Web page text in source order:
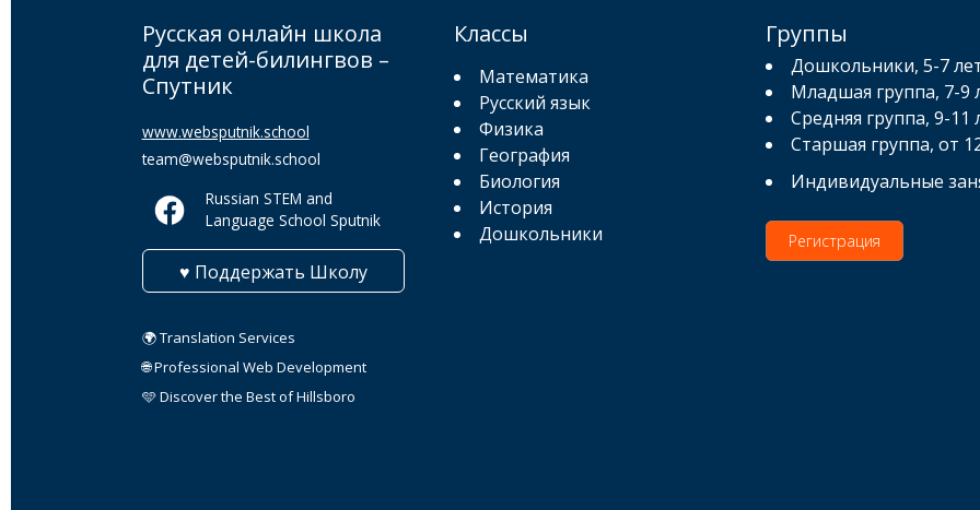
Русская онлайн школа
для детей-билингвов –
Спутник
www.websputnik.school
team@websputnik.school
Russian STEM and
Language School Sputnik
♥ Поддержать Школу
🌍 Translation Services
🌐 Professional Web Development
🩵 Discover the Best of Hillsboro
Классы
Математика
Русский язык
Физика
География
Биология
История
Дошкольники
Группы
Дошкольники, 5-7
Младшая группа, 7-9
Средняя группа, 9-11
Старшая группа, от
Индивидуальные
Регистрация